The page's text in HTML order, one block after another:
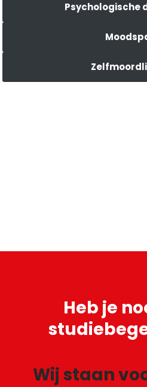
Psychologische
Heb je
Wij staan